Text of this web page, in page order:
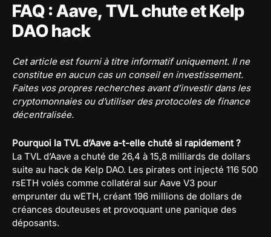
FAQ : Aave, TVL chute et Kelp
DAO hack
Cet article est fourni à titre informatif uniquement. Il ne
constitue en aucun cas un conseil en investissement.
Faites vos propres recherches avant d’investir dans les
cryptomonnaies ou d’utiliser des protocoles de finance
décentralisée.
Pourquoi la TVL d’Aave a-t-elle chuté si rapidement ?
La TVL d’Aave a chuté de 26,4 à 15,8 milliards de dollars
suite au hack de Kelp DAO. Les pirates ont injecté 116 500
rsETH volés comme collatéral sur Aave V3 pour
emprunter du wETH, créant 196 millions de dollars de
créances douteuses et provoquant une panique des
déposants.